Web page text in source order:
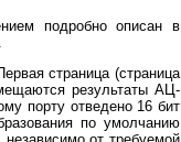
подробно описан в
страница (страница
результаты АЦ-
порту отведено 16 бит
по умолчанию